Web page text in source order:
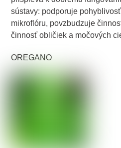
sústavy: podporuje
mikroflóru, povzbudzuje
činnosť obličiek a močových
OREGANO